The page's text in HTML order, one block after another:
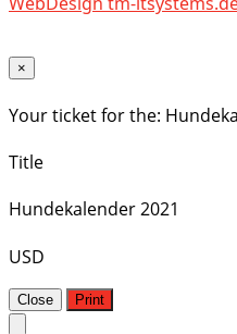
×
Your ticket for the:
Title
Hundekalender 2021
USD
Close Print